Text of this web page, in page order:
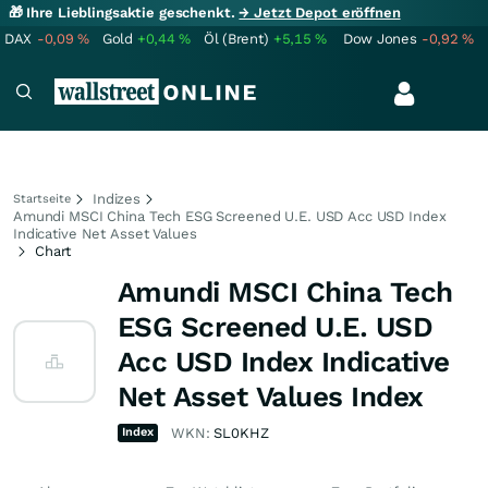
🎁 Ihre Lieblingsaktie geschenkt.→ Jetzt Depot eröffnen
DAX -0,09% Gold +0,44% Öl (Brent) +5,15% Dow Jones -0,92%
Startseite
Indizes
Amundi MSCI China Tech ESG Screened U.E. USD Acc USD Index
Indicative Net Asset Values
Chart
Amundi MSCI China Tech
ESG Screened U.E. USD
Acc USD Index Indicative
Net Asset Values Index
Index WKN:SL0KHZ